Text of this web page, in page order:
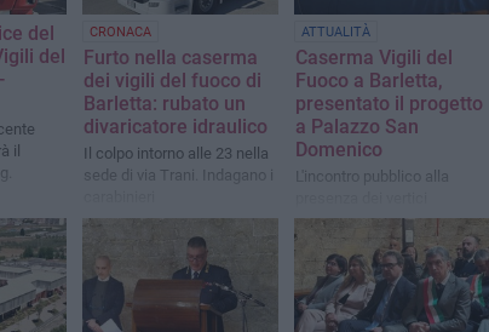
del
del
il
CRONACA
Furto nella caserma
dei vigili del fuoco di
Barletta: rubato un
divaricatore idraulico
Il colpo intorno alle 23 nella
sede di via Trani. Indagano i
ATTUALITÀ
Caserma Vigili del
Fuoco a Barletta,
presentato il progetto
a Palazzo San
Domenico
L'incontro pubblico alla
istituzionali, struttura pronta
nel 2028